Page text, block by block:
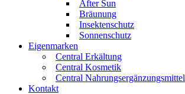
After Sun
Bräunung
Insektenschutz
Sonnenschutz
Eigenmarken
Central Erkältung
Central Kosmetik
Central Nahrungsergänzungsmittel
Kontakt